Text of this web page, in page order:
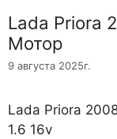
Lada Priora
Мотор
9 августа 2025г.
Lada Priora
1.6 16v